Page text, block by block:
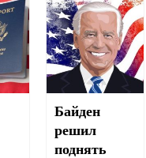
Байден
решил
поднять